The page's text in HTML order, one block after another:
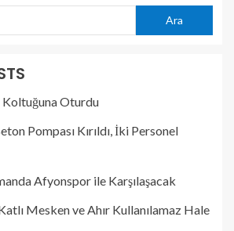
Ara
Oturdu
Pompası Kırıldı, İki Personel
Afyonspor ile Karşılaşacak
Mesken ve Ahır Kullanılamaz Hale